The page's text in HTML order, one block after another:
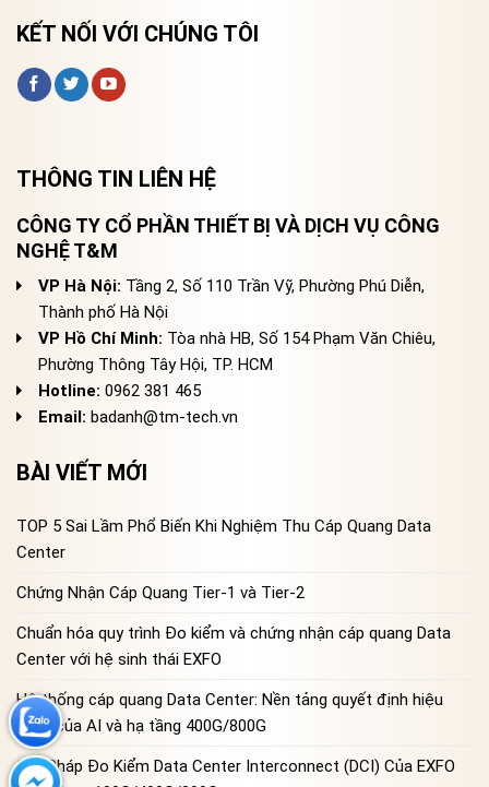
KẾT NỐI VỚI CHÚNG TÔI
THÔNG TIN LIÊN HỆ
CÔNG TY CỔ PHẦN THIẾT BỊ VÀ DỊCH VỤ CÔNG
NGHỆ T&M
VP Hà Nội: Tầng 2, Số 110 Trần Vỹ, Phường Phú Diễn,
Thành phố Hà Nội
VP Hồ Chí Minh: Tòa nhà HB, Số 154 Phạm Văn Chiêu,
Phường Thông Tây Hội, TP. HCM
Hotline: 0962 381 465
Email: badanh@tm-tech.vn
BÀI VIẾT MỚI
TOP 5 Sai Lầm Phổ Biến Khi Nghiệm Thu Cáp Quang Data
Center
Chứng Nhận Cáp Quang Tier-1 và Tier-2
Chuẩn hóa quy trình Đo kiểm và chứng nhận cáp quang Data
Center với hệ sinh thái EXFO
Hệ thống cáp quang Data Center: Nền tảng quyết định hiệu
năng của AI và hạ tầng 400G/800G
Giải Pháp Đo Kiểm Data Center Interconnect (DCI) Của EXFO